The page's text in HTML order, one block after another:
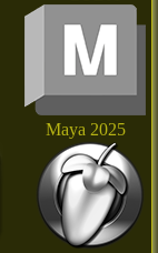
Maya 2025